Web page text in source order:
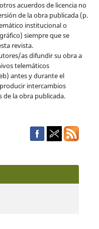
acuerdos de licencia no
de la obra publicada (p.
institucional o
siempre que se
revista.
as difundir su obra a
telemáticos
antes y durante el
intercambios
de la obra publicada.